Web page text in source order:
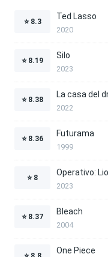
⭐ 8.3
Ted Lasso
2020
⭐ 8.19
Silo
2023
⭐ 8.38
La casa del
2022
⭐ 8.36
Futurama
1999
⭐ 8
Operativo:
2023
⭐ 8.37
Bleach
2004
One Piece